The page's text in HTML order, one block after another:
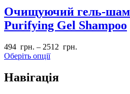
Очищуючий гель-
Purifying Gel Shampoo
494 грн. – 2512 грн.
Оберіть опції
Навігація